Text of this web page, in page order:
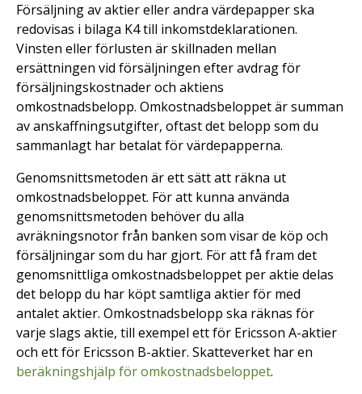
Försäljning av aktier eller andra värdepapper ska
redovisas i bilaga K4 till inkomstdeklarationen.
Vinsten eller förlusten är skillnaden mellan
ersättningen vid försäljningen efter avdrag för
försäljningskostnader och aktiens
omkostnadsbelopp. Omkostnadsbeloppet är summan
av anskaffningsutgifter, oftast det belopp som du
sammanlagt har betalat för värdepapperna.
Genomsnittsmetoden är ett sätt att räkna ut
omkostnadsbeloppet. För att kunna använda
genomsnittsmetoden behöver du alla
avräkningsnotor från banken som visar de köp och
försäljningar som du har gjort. För att få fram det
genomsnittliga omkostnadsbeloppet per aktie delas
det belopp du har köpt samtliga aktier för med
antalet aktier. Omkostnadsbelopp ska räknas för
varje slags aktie, till exempel ett för Ericsson A-aktier
och ett för Ericsson B-aktier. Skatteverket har en
beräkningshjälp för omkostnadsbeloppet.